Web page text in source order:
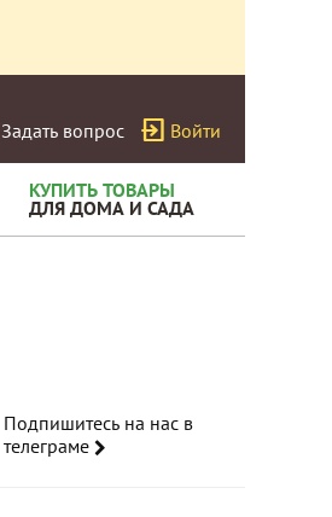
Задать вопрос Войти
КУПИТЬ ТОВАРЫ
ДЛЯ ДОМА И САДА
Подпишитесь на нас в
телеграме